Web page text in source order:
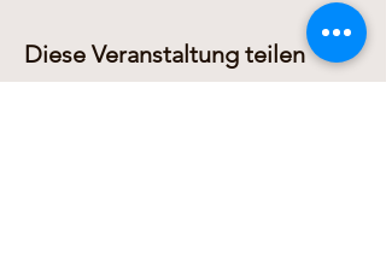
Diese Veranstaltung teilen